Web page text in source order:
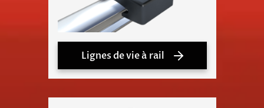
Lignes de vie à rail